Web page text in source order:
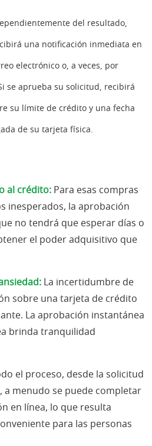
del resultado,
una notificación inmediata en
electrónico o, a veces, por
se aprueba su solicitud, recibirá
su límite de crédito y una fecha
de su tarjeta física.
al crédito: Para esas compras
inesperados, la aprobación
no tendrá que esperar días o
el poder adquisitivo que
La incertidumbre de
sobre una tarjeta de crédito
La aprobación instantánea
brinda tranquilidad
el proceso, desde la solicitud
a menudo se puede completar
en línea, lo que resulta
para las personas